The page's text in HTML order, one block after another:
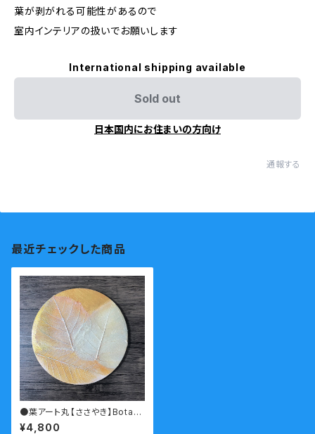
葉が剥がれる可能性があるので
室内インテリアの扱いでお願いします
International shipping available
Sold out
日本国内にお住まいの方向け
通報する
最近チェックした商品
●葉アート丸【ささやき】Botan
y painting
¥4,800